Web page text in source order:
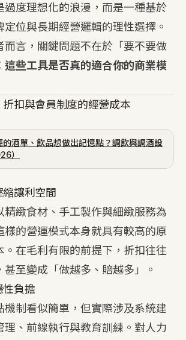
過度理想化的浪漫，而是一種基於
位與長期經營邏輯的理性選擇。
而言，關鍵問題不在於「要不要做
這些工具是否真的適合你的商業模
扣與會員制度的經營成本
的酒單、飲品想做出記憶點？調飲與調酒設
）
讓利空間
精緻食材、手工製作與細緻服務為
樣的營運模式本身就具有較高的原
。在毛利有限的前提下，折扣往往
甚至變成「做越多、賠越多」。
性負擔
機制看似簡單，但實際涉及系統建
理、前線執行與教育訓練。對人力